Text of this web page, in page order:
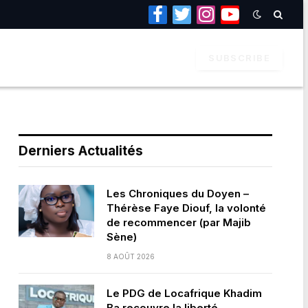
Facebook
TwitterInstagramYouTube
Derniers Actualités
Les Chroniques du Doyen –
Thérèse Faye Diouf, la volonté
de recommencer (par Majib
Sène)
8 AOÛT 2026
Le PDG de Locafrique Khadim